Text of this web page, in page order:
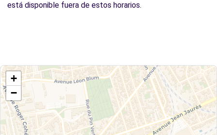
está disponible fuera de estos horarios.
+
−